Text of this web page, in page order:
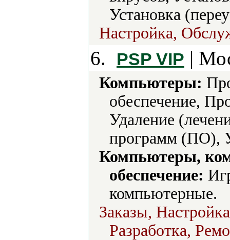
Установка
Настройка,
6. PSP VIP |
Компьютеры:
обеспечение,
Удаление
программ (ПО),
Компьютеры,
обеспечение:
компьютерные.
Заказы,
Разработка,